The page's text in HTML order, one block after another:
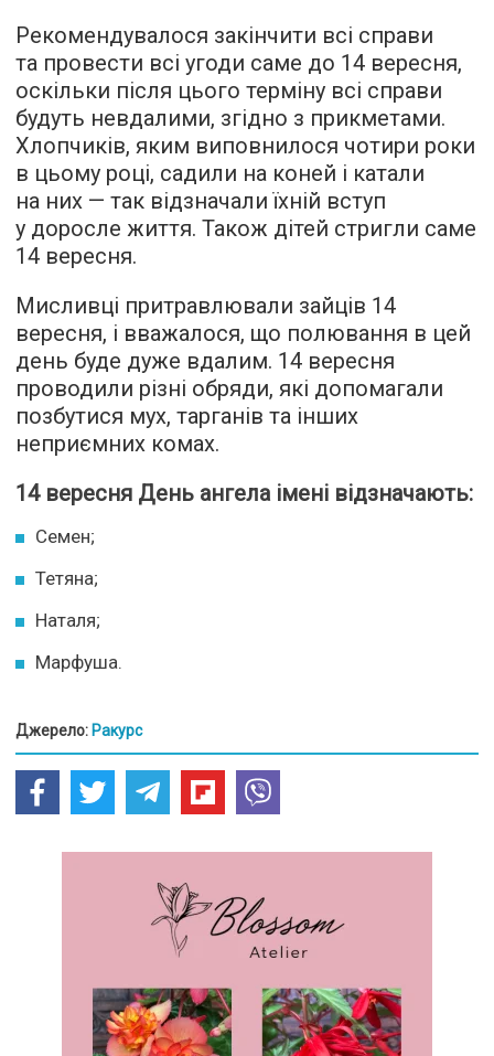
Рекомендувалося закінчити всі справи
та провести всі угоди саме до 14 вересня,
оскільки після цього терміну всі справи
будуть невдалими, згідно з прикметами.
Хлопчиків, яким виповнилося чотири роки
в цьому році, садили на коней і катали
на них — так відзначали їхній вступ
у доросле життя. Також дітей стригли саме
14 вересня.
Мисливці притравлювали зайців 14
вересня, і вважалося, що полювання в цей
день буде дуже вдалим. 14 вересня
проводили різні обряди, які допомагали
позбутися мух, тарганів та інших
неприємних комах.
14 вересня День ангела імені відзначають:
Семен;
Тетяна;
Наталя;
Марфуша.
Джерело: Ракурс